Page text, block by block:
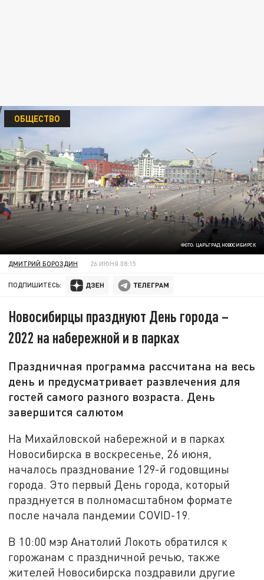
ФОТО: ЦАРЬГРАД НОВОСИБИРСК
ОБЩЕСТВО
ДМИТРИЙ БОРОЗДИН 26 ИЮНЯ 08:15
ПОДПИШИТЕСЬ:
Новосибирцы празднуют День города –
2022 на набережной и в парках
Праздничная программа рассчитана на весь
день и предусматривает развлечения для
гостей самого разного возраста. День
завершится салютом
На Михайловской набережной и в парках
Новосибирска в воскресенье, 26 июня,
началось празднование 129-й годовщины
города. Это первый День города, который
празднуется в полномасштабном формате
после начала пандемии COVID-19.
В 10:00 мэр Анатолий Локоть обратился к
горожанам с праздничной речью, также
жителей Новосибирска поздравили другие